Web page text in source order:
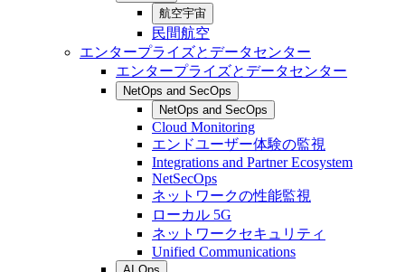
航空宇宙
民間航空
エンタープライズとデータセンター
エンタープライズとデータセンター
NetOps and SecOps
NetOps and SecOps
Cloud Monitoring
エンドユーザー体験の監視
Integrations and Partner Ecosystem
NetSecOps
ネットワークの性能監視
ローカル 5G
ネットワークセキュリティ
Unified Communications